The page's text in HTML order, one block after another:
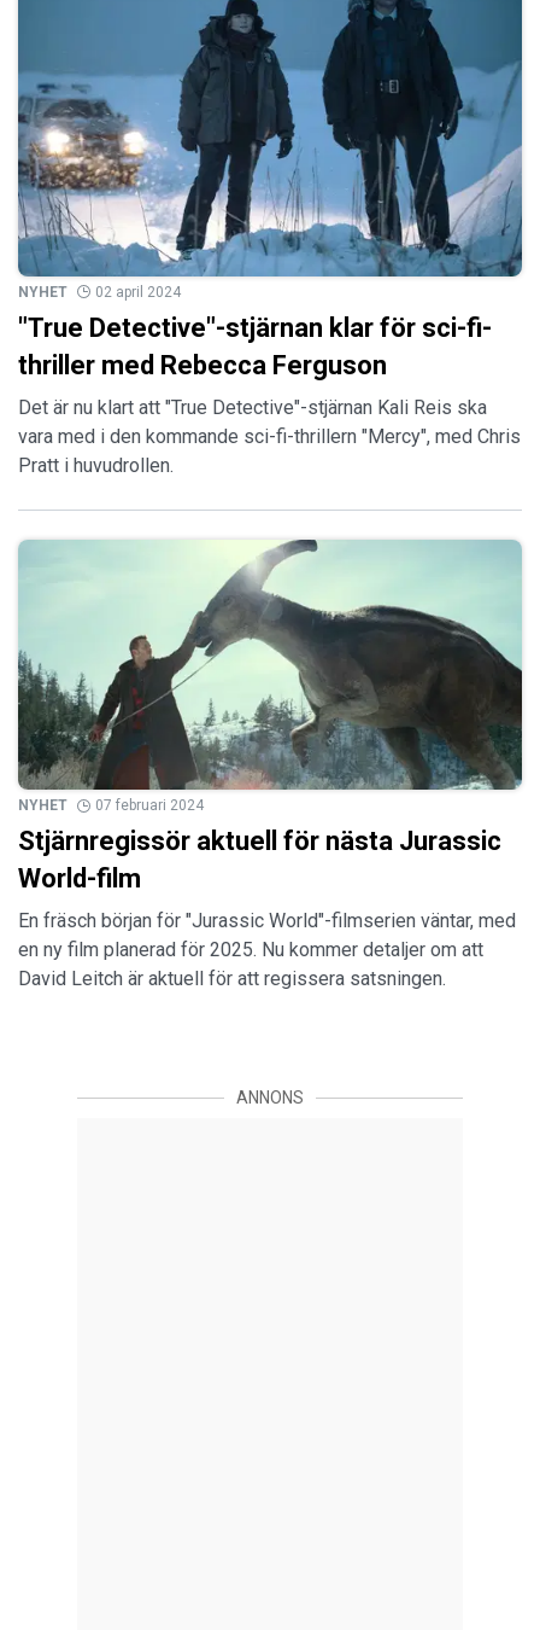
NYHET 02 april 2024
"True Detective"-stjärnan klar för sci-fi-
thriller med Rebecca Ferguson
Det är nu klart att "True Detective"-stjärnan Kali Reis ska
vara med i den kommande sci-fi-thrillern "Mercy", med Chris
Pratt i huvudrollen.
NYHET 07 februari 2024
Stjärnregissör aktuell för nästa Jurassic
World-film
En fräsch början för "Jurassic World"-filmserien väntar, med
en ny film planerad för 2025. Nu kommer detaljer om att
David Leitch är aktuell för att regissera satsningen.
ANNONS